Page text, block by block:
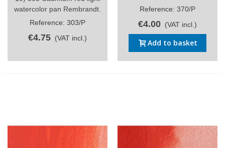
watercolor pan Rembrandt.
Reference: 303/P
€4.75 (VAT incl.)
Reference: 370/P
€4.00 (VAT incl.)
Add to basket